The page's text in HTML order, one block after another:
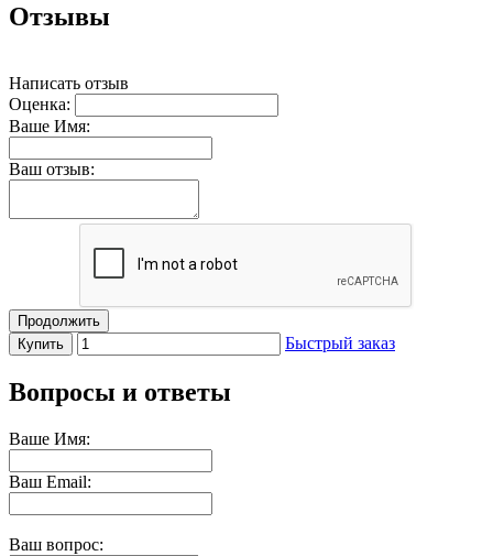
Отзывы
Написать отзыв
Оценка:
Ваше Имя:
Ваш отзыв:
Продолжить
Купить
Быстрый заказ
Вопросы и ответы
Ваше Имя:
Ваш Email:
Ваш вопрос: